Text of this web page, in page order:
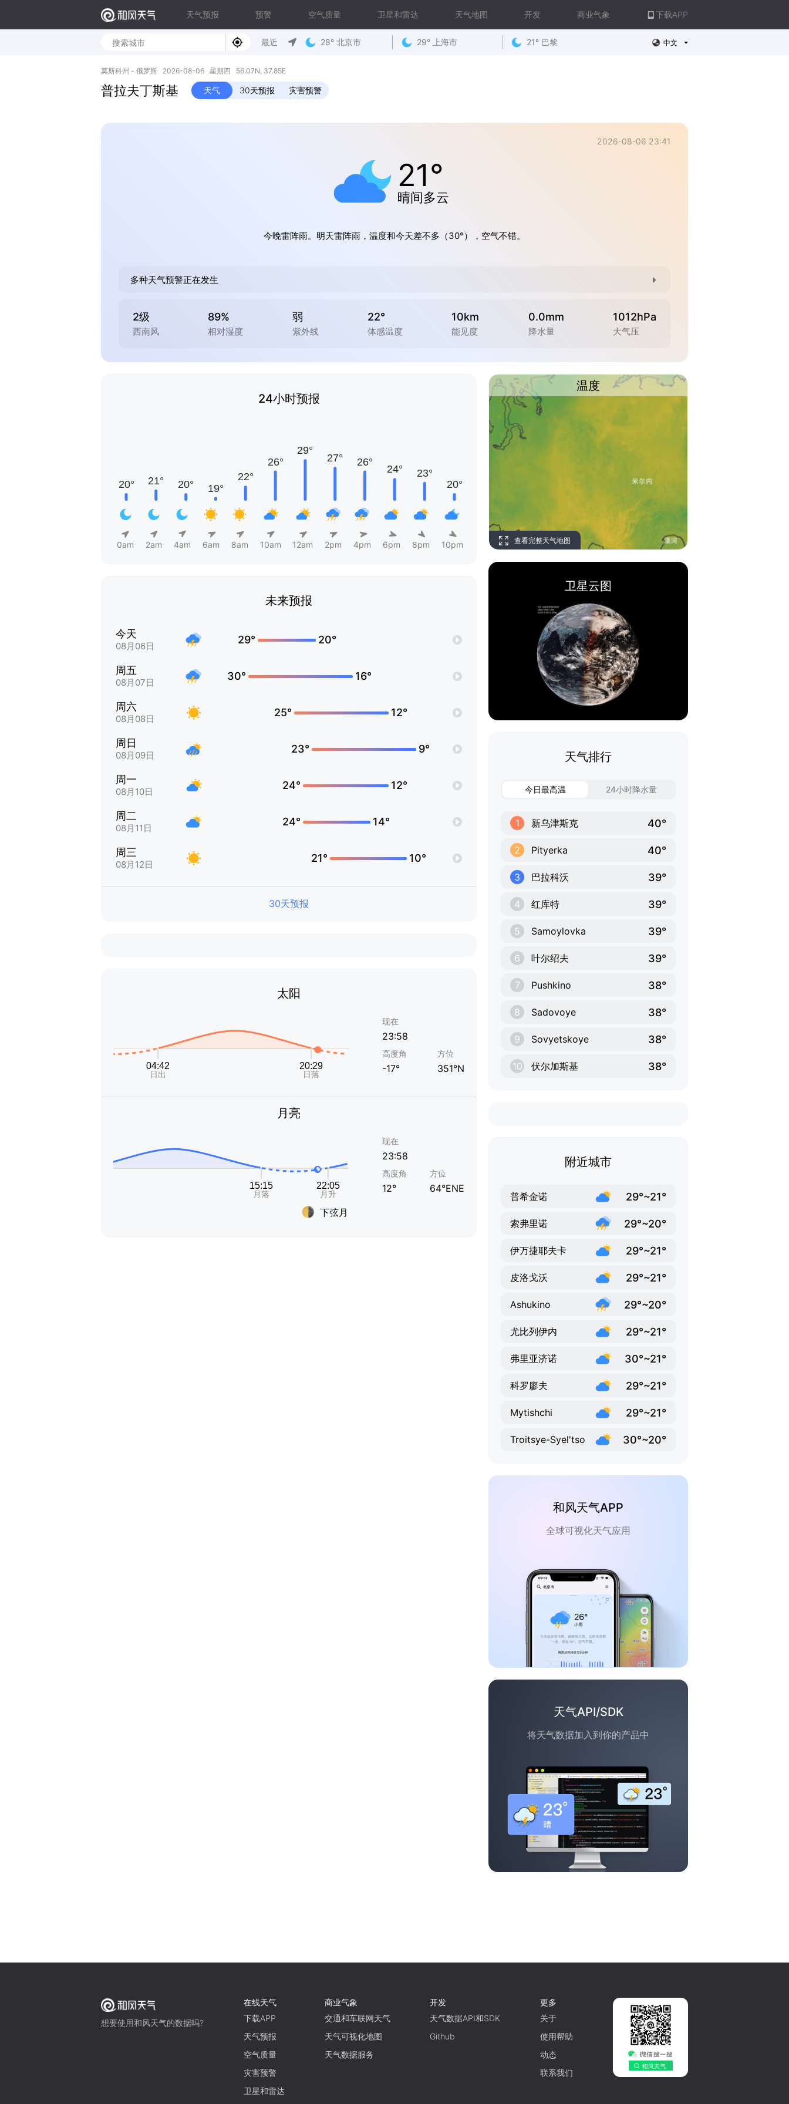
天气预报 预警 空气质量 卫星和雷达 天气地图 开发 商业气象 下载APP
最近 28° 北京市 29° 上海市 21° 巴黎 中文
莫斯科州 - 俄罗斯 2026-08-06 星期四 56.07N, 37.85E
普拉夫丁斯基 天气 30天预报 灾害预警
2026-08-06 23:41
21°
晴间多云
今晚雷阵雨。明天雷阵雨，温度和今天差不多（30°），空气不错。
多种天气预警正在发生
2级
西南风
89%
相对湿度
弱
紫外线
22°
体感温度
10km
能见度
0.0mm
降水量
1012hPa
大气压
24小时预报
0am 2am 4am 6am 8am 10am 12am 2pm 4pm 6pm 8pm 10pm
未来预报
今天
08月06日
29° 20°
周五
08月07日
30° 16°
周六
08月08日
25° 12°
周日
08月09日
23° 9°
周一
08月10日
24° 12°
周二
08月11日
24° 14°
周三
08月12日
21° 10°
30天预报
太阳
现在
23:58
高度角
-17°
方位
351°N
月亮
下弦月
现在
23:58
高度角
12°
方位
64°ENE
温度
查看完整天气地图
卫星云图
天气排行
今日最高温 24小时降水量
1 新乌津斯克 40°
2 Pityerka 40°
3 巴拉科沃 39°
4 红库特 39°
5 Samoylovka 39°
6 叶尔绍夫 39°
7 Pushkino 38°
8 Sadovoye 38°
9 Sovyetskoye 38°
10 伏尔加斯基 38°
附近城市
普希金诺 29°~21°
索弗里诺 29°~20°
伊万捷耶夫卡 29°~21°
皮洛戈沃 29°~21°
Ashukino 29°~20°
尤比列伊内 29°~21°
弗里亚济诺 30°~21°
科罗廖夫 29°~21°
Mytishchi 29°~21°
Troitsye-Syel'tso 30°~20°
和风天气APP
全球可视化天气应用
天气API/SDK
将天气数据加入到你的产品中
想要使用和风天气的数据吗?
在线天气
下载APP
天气预报
空气质量
灾害预警
卫星和雷达
商业气象
交通和车联网天气
天气可视化地图
天气数据服务
开发
天气数据API和SDK
Github
更多
关于
使用帮助
动态
联系我们